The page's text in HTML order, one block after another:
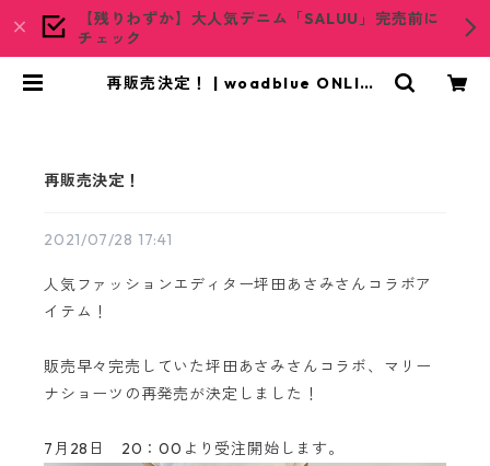
【残りわずか】大人気デニム「SALUU」完売前に
チェック
再販売決定！ | woadblue ONLINE
再販売決定！
2021/07/28 17:41
人気ファッションエディター坪田あさみさんコラボア
イテム！
販売早々完売していた坪田あさみさんコラボ、マリー
ナショーツの再発売が決定しました！
7月28日 20：00より受注開始します。